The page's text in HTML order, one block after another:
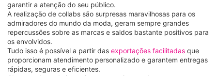
garantir a atenção do seu público.
A realização de collabs são surpresas maravilhosas para os
admiradores do mundo da moda, geram sempre grandes
repercussões sobre as marcas e saldos bastante positivos para
os envolvidos.
Tudo isso é possível a partir das exportações facilitadas que
proporcionam atendimento personalizado e garantem entregas
rápidas, seguras e eficientes.